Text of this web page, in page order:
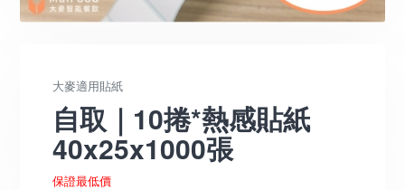
大麥適用貼紙
自取｜10捲*熱感貼紙
40x25x1000張
保證最低價